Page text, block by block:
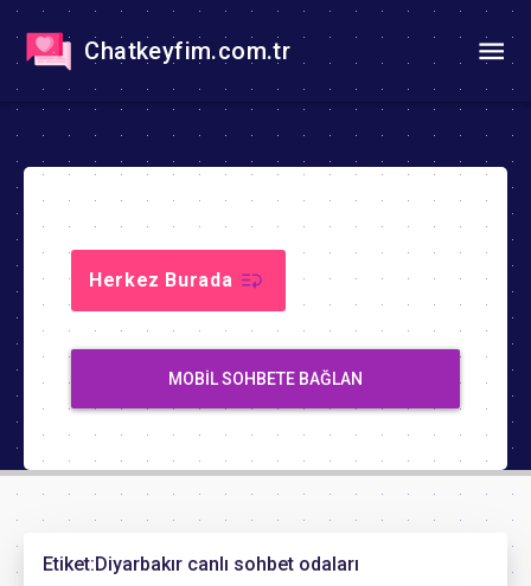
Chatkeyfim.com.tr
Herkez Burada
MOBIL SOHBETE BAĞLAN
Etiket:Diyarbakır canlı sohbet odaları